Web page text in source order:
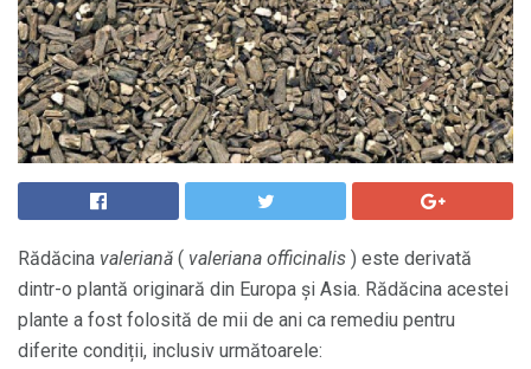
Rădăcina valeriană ( valeriana officinalis ) este derivată
dintr-o plantă originară din Europa și Asia. Rădăcina acestei
plante a fost folosită de mii de ani ca remediu pentru
diferite condiții, inclusiv următoarele: